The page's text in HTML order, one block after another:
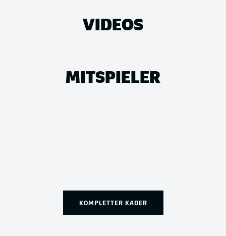
VIDEOS
MITSPIELER
KOMPLETTER KADER